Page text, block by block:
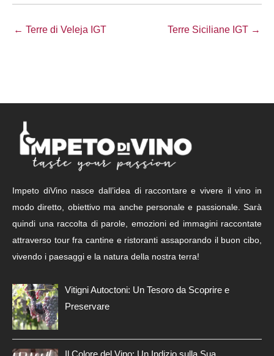
← Terre di Veleja IGT Terre Siciliane IGT →
Impeto diVino nasce dall’idea di raccontare e vivere il vino in
modo diretto, obiettivo ma anche personale e passionale. Sarà
quindi una raccolta di parole, emozioni ed immagini raccontate
attraverso tour fra cantine e ristoranti assaporando il buon cibo,
vivendo i paesaggi e la natura della nostra terra!
Vitigni Autoctoni: Un Tesoro da Scoprire e
Preservare